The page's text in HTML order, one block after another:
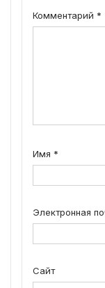
Комментарий *
Имя *
Электронная
Сайт